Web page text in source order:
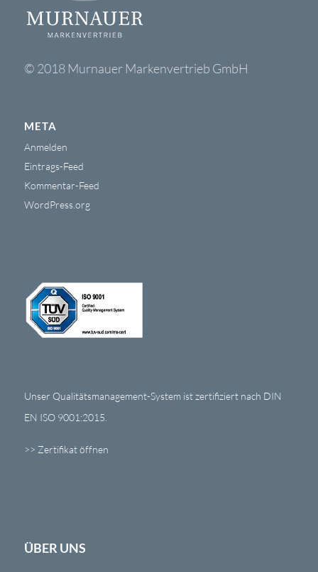
© 2018 Murnauer Markenvertrieb GmbH
META
Anmelden
Eintrags-Feed
Kommentar-Feed
WordPress.org
Unser Qualitätsmanagement-System ist zertifiziert nach DIN
EN ISO 9001:2015.
>> Zertifikat öffnen
ÜBER UNS